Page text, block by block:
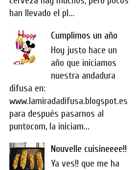
han llevado el pl...
Cumplimos un año
Hoy justo hace un
año que iniciamos
nuestra andadura
difusa en:
www.lamiradadifusa.blogspot.es
para después pasarnos al
puntocom, la iniciam...
Nouvelle cuisineeee!!
Ya ves!! que me ha